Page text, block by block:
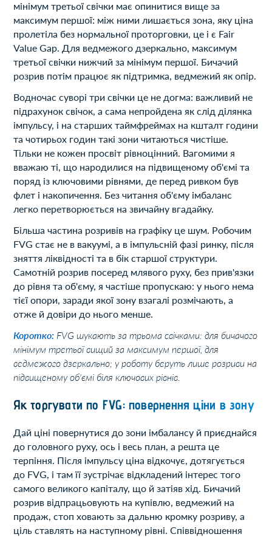
мінімум третьої свічки має опинитися вище за
максимум першої: між ними лишається зона, яку ціна
пролетіла без нормальної проторговки, це і є Fair
Value Gap. Для ведмежого дзеркально, максимум
третьої свічки нижчий за мінімум першої. Бичачий
розрив потім працює як підтримка, ведмежий як опір.
Водночас суворі три свічки це не догма: важливий не
підрахунок свічок, а сама непройдена як слід ділянка
імпульсу, і на старших таймфреймах на кшталт години
та чотирьох годин такі зони читаються чистіше.
Тільки не кожен просвіт рівноцінний. Вагомими я
вважаю ті, що народилися на підвищеному об'ємі та
поряд із ключовими рівнями, де перед ривком був
флет і накопичення. Без читання об'єму імбаланс
легко перетворюється на звичайну вгадайку.
Більша частина розривів на графіку це шум. Робочим
FVG стає не в вакуумі, а в імпульсній фазі ринку, після
зняття ліквідності та в бік старшої структури.
Самотній розрив посеред млявого руху, без прив'язки
до рівня та об'єму, я частіше пропускаю: у нього нема
тієї опори, заради якої зону взагалі розмічають, а
отже й довіри до нього менше.
Коротко: FVG шукають за трьома свічками: для бичачого
мінімум третьої вищий за максимум першої, для
ведмежого дзеркально; у роботу беруть лише розриви на
підвищеному об'ємі біля ключових рівнів.
Як торгувати по FVG: повернення ціни в зону
Дай ціні повернутися до зони імбалансу й приєднайся
до головного руху, ось і весь план, а решта це
терпіння. Після імпульсу ціна відкочує, дотягується
до FVG, і там її зустрічає відкладений інтерес того
самого великого капіталу, що й затіяв хід. Бичачий
розрив відпрацьовують на купівлю, ведмежий на
продаж, стоп ховають за дальню кромку розриву, а
ціль ставлять на наступному рівні. Співвідношення